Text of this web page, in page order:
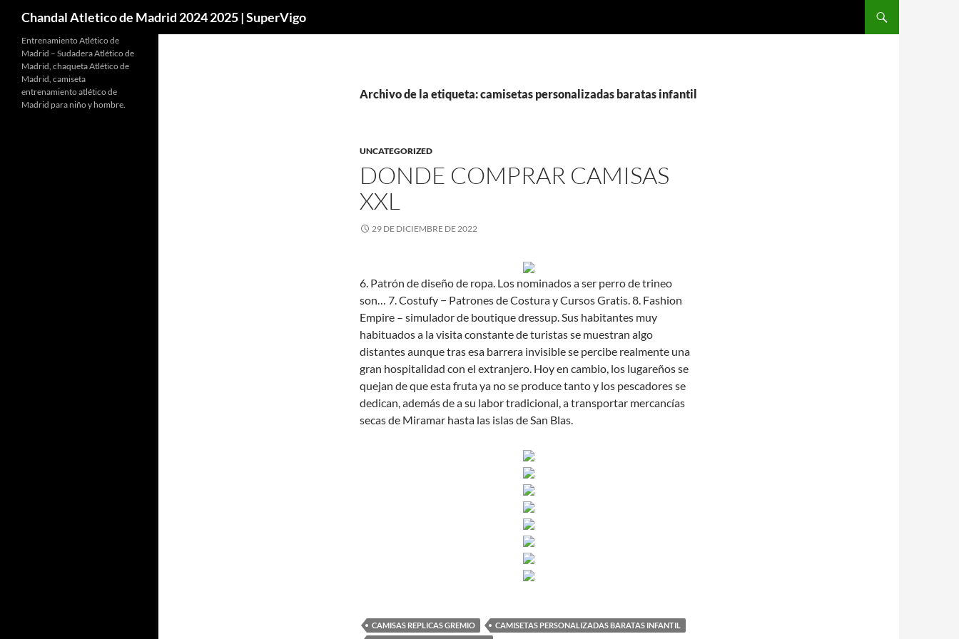
Chandal Atletico de Madrid 2024 2025 | SuperVigo
Archivo de la etiqueta: camisetas personalizadas baratas infantil
UNCATEGORIZED
DONDE COMPRAR CAMISAS
XXL
29 DE DICIEMBRE DE 2022
6. Patrón de diseño de ropa. Los nominados a ser perro de trineo
son… 7. Costufy − Patrones de Costura y Cursos Gratis. 8. Fashion
Empire – simulador de boutique dressup. Sus habitantes muy
habituados a la visita constante de turistas se muestran algo
distantes aunque tras esa barrera invisible se percibe realmente una
gran hospitalidad con el extranjero. Hoy en cambio, los lugareños se
quejan de que esta fruta ya no se produce tanto y los pescadores se
dedican, además de a su labor tradicional, a transportar mercancías
secas de Miramar hasta las islas de San Blas.
CAMISAS REPLICAS GREMIO
CAMISETAS PERSONALIZADAS BARATAS INFANTIL
Entrenamiento Atlético de
Madrid – Sudadera Atlético de
Madrid, chaqueta Atlético de
Madrid, camiseta
entrenamiento atlético de
Madrid para niño y hombre.